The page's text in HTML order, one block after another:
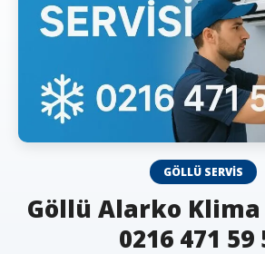
GÖLLÜ SERVIS
Göllü Alarko Klima
0216 471 59